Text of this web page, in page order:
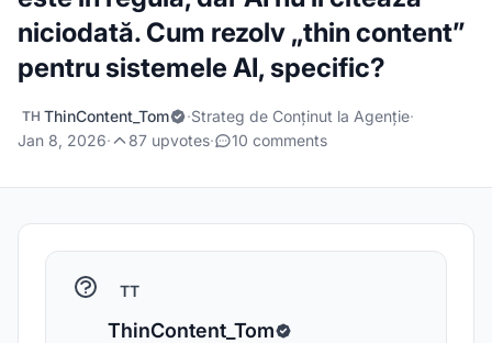
niciodată. Cum rezolv „thin content”
pentru sistemele AI, specific?
TH ThinContent_Tom ·Strateg de Conținut la Agenție·
Jan 8, 2026· 87 upvotes· 10 comments
TT
ThinContent_Tom